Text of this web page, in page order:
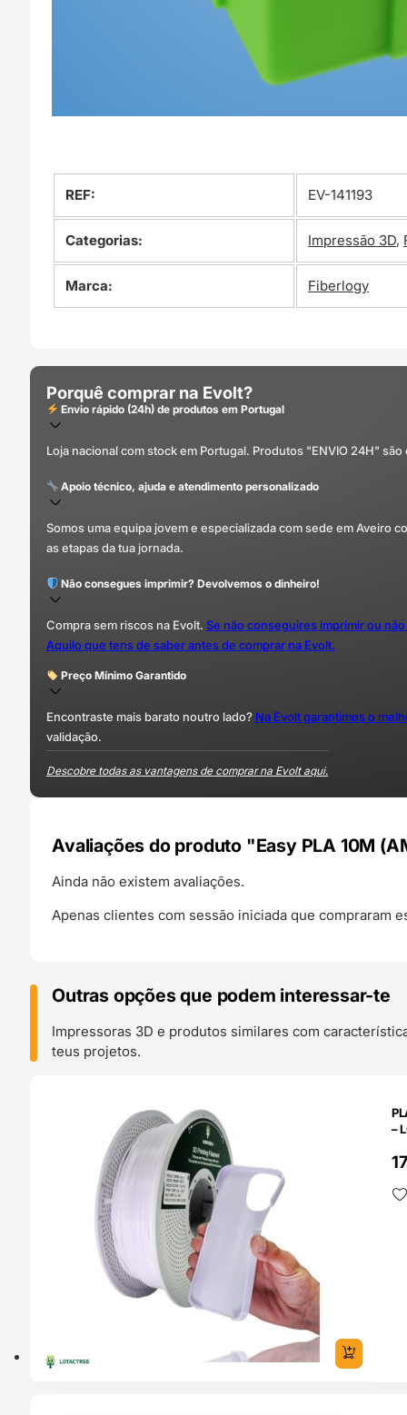
REF: EV-141193
Categorias: Impressão 3D,
Marca: Fiberlogy
Porquê comprar na Evolt?
Envio rápido (24h) de produtos em Portugal
Loja nacional com stock em Portugal. Produtos "ENVIO 24H"
Apoio técnico, ajuda e atendimento personalizado
Somos uma equipa jovem e especializada com sede em Aveiro
as etapas da tua jornada.
Não consegues imprimir? Devolvemos o dinheiro!
Compra sem riscos na Evolt. Se não conseguires imprimir ou
Aquilo que tens de saber antes de comprar na Evolt.
Preço Mínimo Garantido
Encontraste mais barato noutro lado? Na Evolt garantimos o
validação.
Descobre todas as vantagens de comprar na Evolt aqui.
Avaliações do produto "Easy PLA 10M
Ainda não existem avaliações.
Apenas clientes com sessão iniciada que compraram
Outras opções que podem interessar-te
Impressoras 3D e produtos similares com
teus projetos.
–